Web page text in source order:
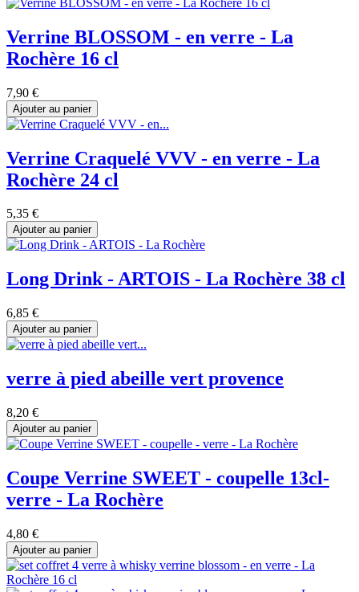
Verrine BLOSSOM - en verre - La
Rochère 16 cl
7,90 €
Ajouter au panier
Verrine Craquelé VVV - en verre - La
Rochère 24 cl
5,35 €
Ajouter au panier
Long Drink - ARTOIS - La Rochère 38 cl
6,85 €
Ajouter au panier
verre à pied abeille vert provence
8,20 €
Ajouter au panier
Coupe Verrine SWEET - coupelle 13cl-
verre - La Rochère
4,80 €
Ajouter au panier